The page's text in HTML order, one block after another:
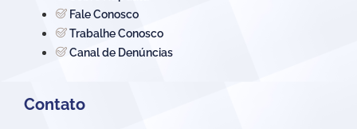
Fale Conosco
Trabalhe Conosco
Canal de Denúncias
Contato